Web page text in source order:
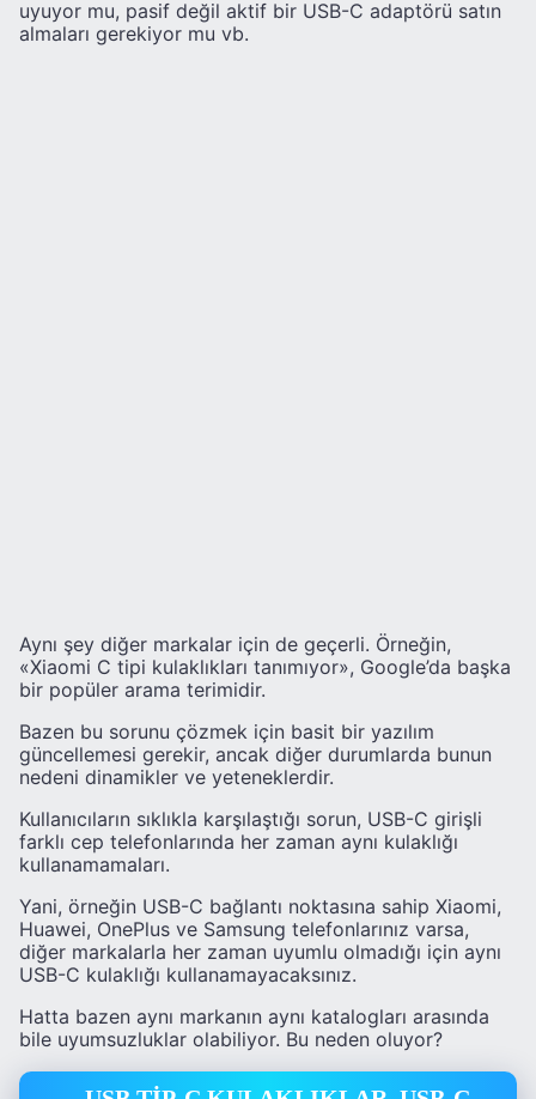
uyuyor mu, pasif değil aktif bir USB-C adaptörü satın
almaları gerekiyor mu vb.
Aynı şey diğer markalar için de geçerli. Örneğin,
«Xiaomi C tipi kulaklıkları tanımıyor», Google’da başka
bir popüler arama terimidir.
Bazen bu sorunu çözmek için basit bir yazılım
güncellemesi gerekir, ancak diğer durumlarda bunun
nedeni dinamikler ve yeteneklerdir.
Kullanıcıların sıklıkla karşılaştığı sorun, USB-C girişli
farklı cep telefonlarında her zaman aynı kulaklığı
kullanamamaları.
Yani, örneğin USB-C bağlantı noktasına sahip Xiaomi,
Huawei, OnePlus ve Samsung telefonlarınız varsa,
diğer markalarla her zaman uyumlu olmadığı için aynı
USB-C kulaklığı kullanamayacaksınız.
Hatta bazen aynı markanın aynı katalogları arasında
bile uyumsuzluklar olabiliyor. Bu neden oluyor?